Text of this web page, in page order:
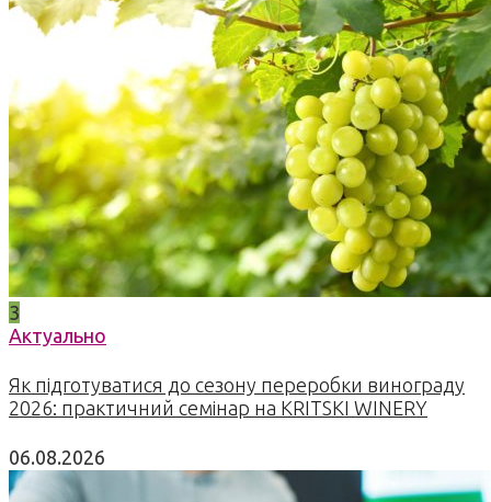
3
Актуально
Як підготуватися до сезону переробки винограду
2026: практичний семінар на KRITSKI WINERY
06.08.2026